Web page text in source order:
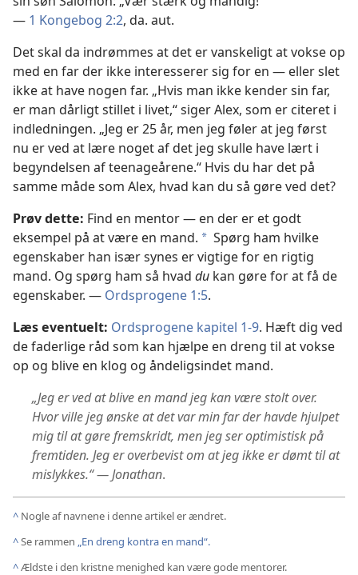
— 1 Kongebog 2:2, da. aut.
Det skal da indrømmes at det er vanskeligt at vokse op
med en far der ikke interesserer sig for en — eller slet
ikke at have nogen far. „Hvis man ikke kender sin far,
er man dårligt stillet i livet,“ siger Alex, som er citeret i
indledningen. „Jeg er 25 år, men jeg føler at jeg først
nu er ved at lære noget af det jeg skulle have lært i
begyndelsen af teenageårene.“ Hvis du har det på
samme måde som Alex, hvad kan du så gøre ved det?
Prøv dette: Find en mentor — en der er et godt
eksempel på at være en mand. * Spørg ham hvilke
egenskaber han især synes er vigtige for en rigtig
mand. Og spørg ham så hvad du kan gøre for at få de
egenskaber. — Ordsprogene 1:5.
Læs eventuelt: Ordsprogene kapitel 1-9. Hæft dig ved
de faderlige råd som kan hjælpe en dreng til at vokse
op og blive en klog og åndeligsindet mand.
„Jeg er ved at blive en mand jeg kan være stolt over.
Hvor ville jeg ønske at det var min far der havde hjulpet
mig til at gøre fremskridt, men jeg ser optimistisk på
fremtiden. Jeg er overbevist om at jeg ikke er dømt til at
mislykkes.“ — Jonathan.
^ Nogle af navnene i denne artikel er ændret.
^Se rammen „En dreng kontra en mand“.
^Ældste i den kristne menighed kan være gode mentorer.